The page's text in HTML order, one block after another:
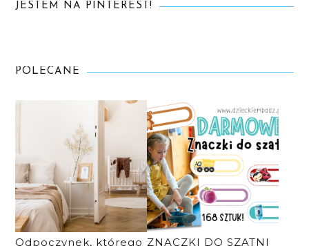
JESTEM NA PINTEREST!
POLECANE
Odpoczynek, którego ZNACZKI DO SZATNI